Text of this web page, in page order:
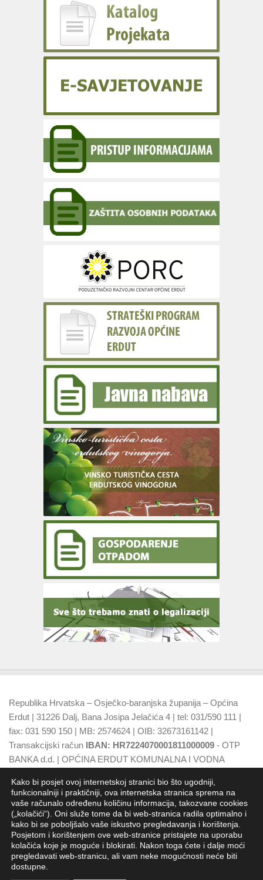
Republika Hrvatska – Osječko-baranjska županija – Općina
Erdut | 31226 Dalj, Bana Josipa Jelačića 4 | tel: 031/590 111 |
fax: 031 590 150 | MB: 2574624 | OIB: 32673161142 |
Transakcijski račun IBAN: HR7224070001811000009 - OTP
BANKA d.d. | OPĆINA ERDUT KOMUNALNA I VODNA
d.d.
Općina Erdut - Jedinica lokalne samouprave RH
Kako bi posjet ovoj internetskoj stranici bio što ugodniji,
funkcionalniji i praktičniji, ova internetska stranica sprema na
vaše računalo određenu količinu informacija, takozvane cookies
(„kolačići“). Oni služe tome da bi web-stranica radila optimalno i
kako bi se poboljšalo vaše iskustvo pregledavanja i korištenja.
Posjetom i korištenjem ove web-stranice pristajete na uporabu
kolačića koje je moguće i blokirati. Nakon toga ćete i dalje moći
pregledavati web-stranicu, ali vam neke mogućnosti neće biti
dostupne.